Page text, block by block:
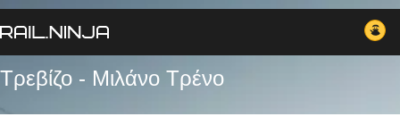
Τρεβίζο - Μιλάνο Tρένο